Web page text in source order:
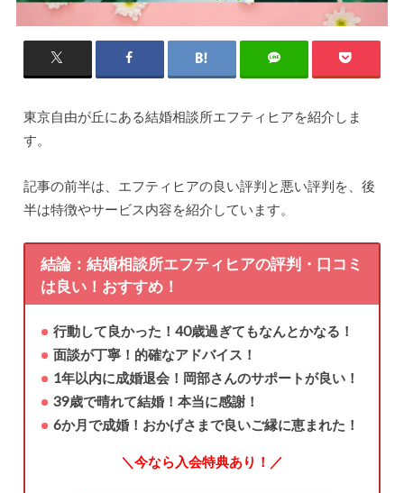
東京自由が丘にある結婚相談所エフティヒアを紹介しま
す。
記事の前半は、エフティヒアの良い評判と悪い評判を、後
半は特徴やサービス内容を紹介しています。
結論：結婚相談所エフティヒアの評判・口コミ
は良い！おすすめ！
行動して良かった！40歳過ぎてもなんとかなる！
面談が丁寧！的確なアドバイス！
1年以内に成婚退会！岡部さんのサポートが良い！
39歳で晴れて結婚！本当に感謝！
6か月で成婚！おかげさまで良いご縁に恵まれた！
＼今なら入会特典あり！／